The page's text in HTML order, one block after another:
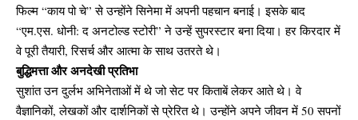
फिल्म “काय पो चे” से उन्होंने सिनेमा में अपनी पहचान बनाई। इसके बाद
“एम.एस. धोनी: द अनटोल्ड स्टोरी” ने उन्हें सुपरस्टार बना दिया। हर किरदार में
वे पूरी तैयारी, रिसर्च और आत्मा के साथ उतरते थे।
बुद्धिमत्ता और अनदेखी प्रतिभा
सुशांत उन दुर्लभ अभिनेताओं में थे जो सेट पर किताबें लेकर आते थे। वे
वैज्ञानिकों, लेखकों और दार्शनिकों से प्रेरित थे। उन्होंने अपने जीवन में 50 सपनों